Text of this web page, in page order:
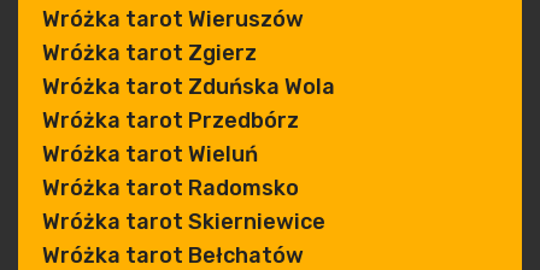
Wróżka tarot Wieruszów
Wróżka tarot Zgierz
Wróżka tarot Zduńska Wola
Wróżka tarot Przedbórz
Wróżka tarot Wieluń
Wróżka tarot Radomsko
Wróżka tarot Skierniewice
Wróżka tarot Bełchatów